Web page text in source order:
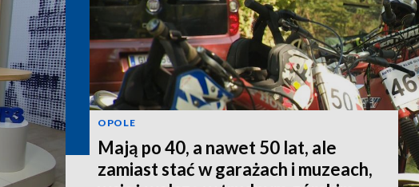
OPOLE
Mają po 40, a nawet 50 lat, ale
zamiast stać w garażach i muzeach,